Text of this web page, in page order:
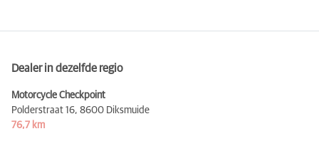
Dealer in dezelfde regio
Motorcycle Checkpoint
Polderstraat 16, 8600 Diksmuide
76,7 km